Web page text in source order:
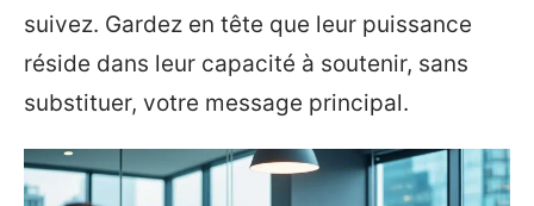
suivez. Gardez en tête que leur puissance
réside dans leur capacité à soutenir, sans
substituer, votre message principal.